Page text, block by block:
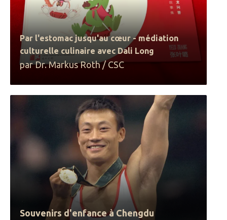
Par l'estomac jusqu'au cœur - médiation
culturelle culinaire avec Dali Long
par Dr. Markus Roth / CSC
Souvenirs d'enfance à Chengdu